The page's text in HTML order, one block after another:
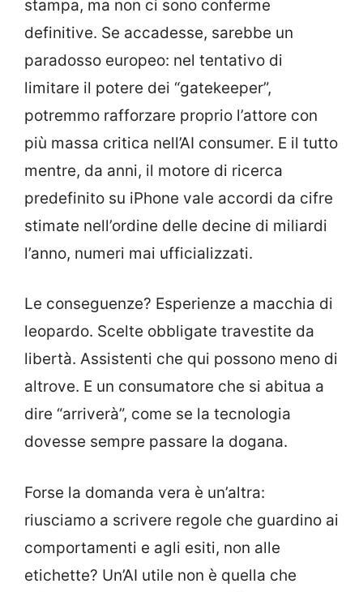
stampa, ma non ci sono conferme
definitive. Se accadesse, sarebbe un
paradosso europeo: nel tentativo di
limitare il potere dei “gatekeeper”,
potremmo rafforzare proprio l’attore con
più massa critica nell’AI consumer. E il tutto
mentre, da anni, il motore di ricerca
predefinito su iPhone vale accordi da cifre
stimate nell’ordine delle decine di miliardi
l’anno, numeri mai ufficializzati.
Le conseguenze? Esperienze a macchia di
leopardo. Scelte obbligate travestite da
libertà. Assistenti che qui possono meno di
altrove. E un consumatore che si abitua a
dire “arriverà”, come se la tecnologia
dovesse sempre passare la dogana.
Forse la domanda vera è un’altra:
riusciamo a scrivere regole che guardino ai
comportamenti e agli esiti, non alle
etichette? Un’AI utile non è quella che